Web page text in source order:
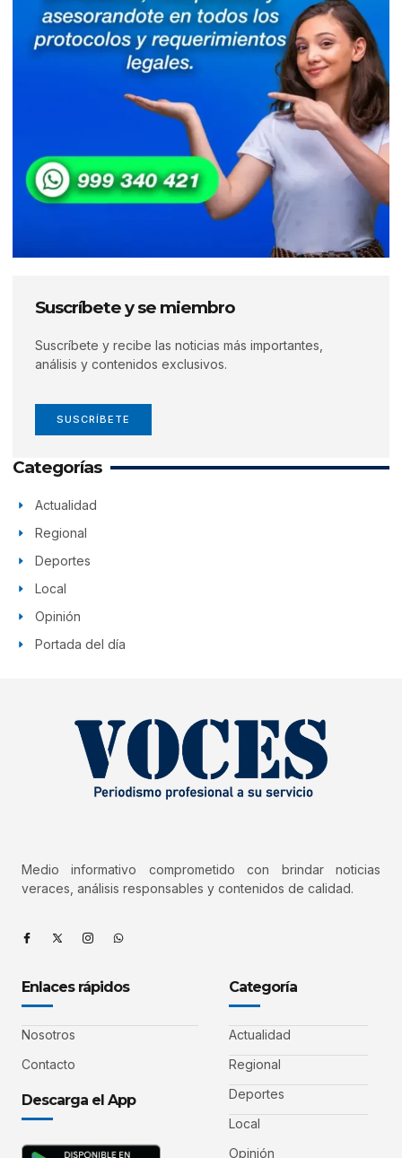
Suscríbete y se miembro
Suscríbete y recibe las noticias más importantes,
análisis y contenidos exclusivos.
SUSCRÍBETE
Categorías
Actualidad
Regional
Deportes
Local
Opinión
Portada del día
Medio informativo comprometido con brindar noticias
veraces, análisis responsables y contenidos de calidad.
Enlaces rápidos
Nosotros
Contacto
Descarga el App
Categoría
Actualidad
Regional
Deportes
Local
Opinión